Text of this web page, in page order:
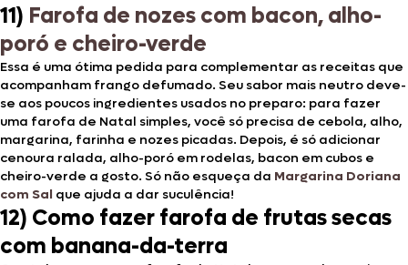
11) Farofa de nozes com bacon, alho-
poró e cheiro-verde
Essa é uma ótima pedida para complementar as receitas que
acompanham frango defumado. Seu sabor mais neutro deve-
se aos poucos ingredientes usados no preparo: para fazer
uma farofa de Natal simples, você só precisa de cebola, alho,
margarina, farinha e nozes picadas. Depois, é só adicionar
cenoura ralada, alho-poró em rodelas, bacon em cubos e
cheiro-verde a gosto. Só não esqueça da Margarina Doriana
com Sal que ajuda a dar suculência!
12) Como fazer farofa de frutas secas
com banana-da-terra